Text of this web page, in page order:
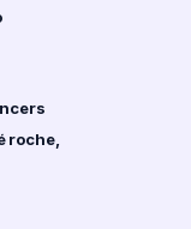
roche,